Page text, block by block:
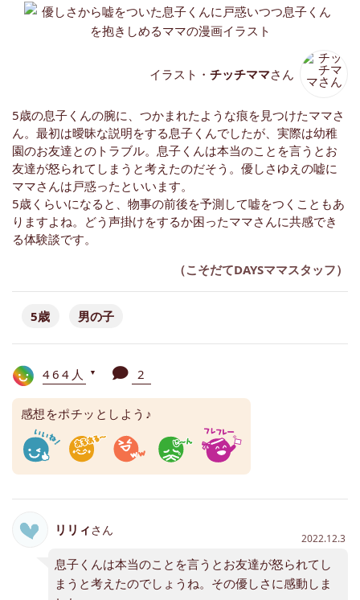
イラスト・ チッチママさん
5歳の息子くんの腕に、つかまれたような痕を見つけたママさ
ん。最初は曖昧な説明をする息子くんでしたが、実際は幼稚
園のお友達とのトラブル。息子くんは本当のことを言うとお
友達が怒られてしまうと考えたのだそう。優しさゆえの嘘に
ママさんは戸惑ったといいます。
5歳くらいになると、物事の前後を予測して嘘をつくこともあ
りますよね。どう声掛けをするか困ったママさんに共感でき
る体験談です。
（こそだてDAYSママスタッフ）
5歳 男の子
464人 ▼ 2
感想をポチッとしよう♪
リリィさん
2022.12.3
息子くんは本当のことを言うとお友達が怒られてし
まうと考えたのでしょうね。その優しさに感動しま